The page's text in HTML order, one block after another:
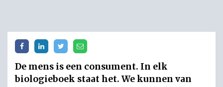
De mens is een consument. In elk
biologieboek staat het. We kunnen van